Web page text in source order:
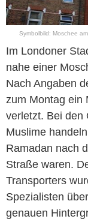
Symbolbild: Moschee
Im Londoner
nahe einer
Nach Angaben
zum Montag ein
verletzt. Bei den
Muslime
Ramadan nach
Straße waren.
Transporters
Spezialisten
genauen